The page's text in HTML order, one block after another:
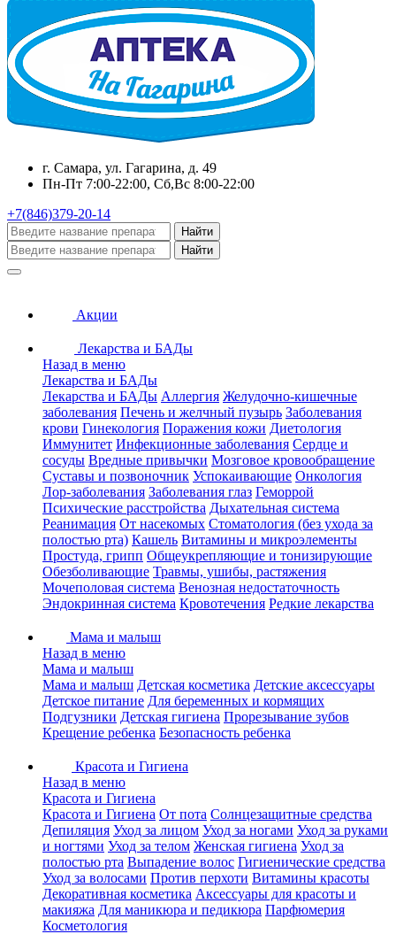
г. Самара, ул. Гагарина, д. 49
Пн-Пт 7:00-22:00, Сб,Вс 8:00-22:00
+7(846)379-20-14
Найти
Найти
Акции
Лекарства и БАДы
Назад в меню
Лекарства и БАДы
Лекарства и БАДы Аллергия Желудочно-кишечные
заболевания Печень и желчный пузырь Заболевания
крови Гинекология Поражения кожи Диетология
Иммунитет Инфекционные заболевания Сердце и
сосуды Вредные привычки Мозговое кровообращение
Суставы и позвоночник Успокаивающие Онкология
Лор-заболевания Заболевания глаз Геморрой
Психические расстройства Дыхательная система
Реанимация От насекомых Стоматология (без ухода за
полостью рта) Кашель Витамины и микроэлементы
Простуда, грипп Общеукрепляющие и тонизирующие
Обезболивающие Травмы, ушибы, растяжения
Мочеполовая система Венозная недостаточность
Эндокринная система Кровотечения Редкие лекарства
Мама и малыш
Назад в меню
Мама и малыш
Мама и малыш Детская косметика Детские аксессуары
Детское питание Для беременных и кормящих
Подгузники Детская гигиена Прорезывание зубов
Крещение ребенка Безопасность ребенка
Красота и Гигиена
Назад в меню
Красота и Гигиена
Красота и Гигиена От пота Солнцезащитные средства
Депиляция Уход за лицом Уход за ногами Уход за руками
и ногтями Уход за телом Женская гигиена Уход за
полостью рта Выпадение волос Гигиенические средства
Уход за волосами Против перхоти Витамины красоты
Декоративная косметика Аксессуары для красоты и
макияжа Для маникюра и педикюра Парфюмерия
Косметология